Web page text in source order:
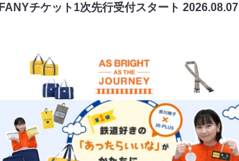
FANYチケット1次先行受付スタート2026.08.07